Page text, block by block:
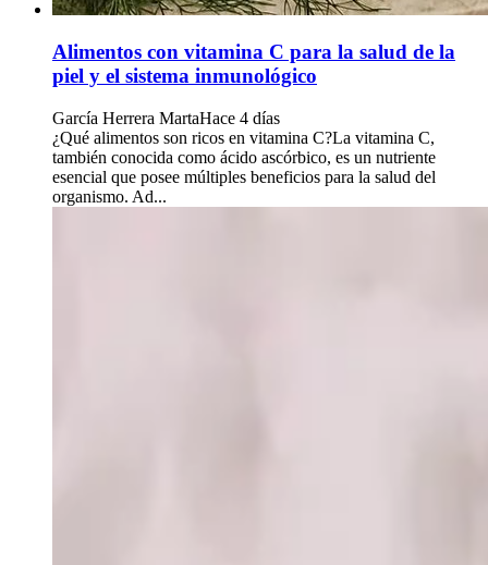
Alimentos con vitamina C para la salud de la
piel y el sistema inmunológico
García Herrera MartaHace 4 días
¿Qué alimentos son ricos en vitamina C?La vitamina C,
también conocida como ácido ascórbico, es un nutriente
esencial que posee múltiples beneficios para la salud del
organismo. Ad...